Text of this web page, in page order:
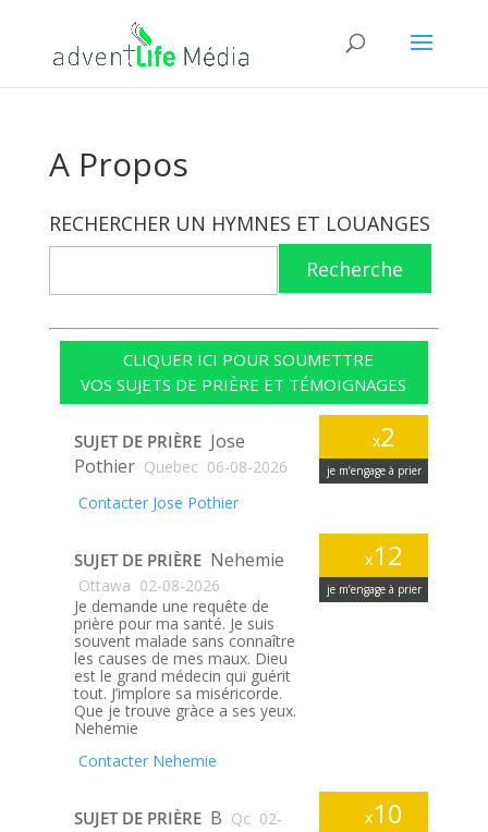
A Propos
RECHERCHER UN HYMNES ET LOUANGES
Recherche
CLIQUER ICI POUR SOUMETTRE
VOS SUJETS DE PRIÈRE ET TÉMOIGNAGES
x2
je m’engage à prier
SUJET DE PRIÈRE Jose
Pothier Quebec 06-08-2026
Contacter Jose Pothier
x12
je m’engage à prier
SUJET DE PRIÈRE Nehemie
Ottawa 02-08-2026
Je demande une requête de
prière pour ma santé. Je suis
souvent malade sans connaître
les causes de mes maux. Dieu
est le grand médecin qui guérit
tout. J’implore sa miséricorde.
Que je trouve gràce a ses yeux.
Nehemie
Contacter Nehemie
x10
SUJET DE PRIÈRE B Qc 02-